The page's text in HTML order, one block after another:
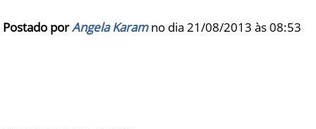
Postado porAngela Karamno dia 21/08/2013 às08:53